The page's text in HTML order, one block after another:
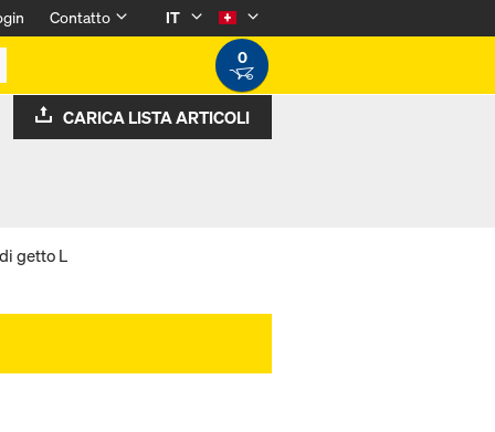
Contatto
IT
0
CARICA LISTA ARTICOLI
getto L